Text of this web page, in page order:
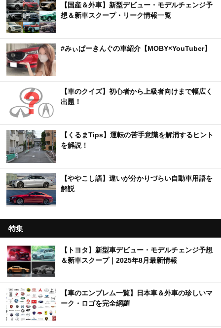
【国産＆外車】新型デビュー・モデルチェンジ予
想＆新車スクープ・リーク情報一覧
#みぃぱーきんぐの車紹介【MOBY×YouTuber】
【車のクイズ】初心者から上級者向けまで幅広く
出題！
【くるまTips】運転の苦手意識を解消するヒント
を解説！
【ややこし語】違いが分かりづらい自動車用語を
解説
特集
【トヨタ】新型車デビュー・モデルチェンジ予想
＆新車スクープ｜2025年8月最新情報
【車のエンブレム一覧】日本車＆外車の珍しいマ
ーク・ロゴを完全網羅